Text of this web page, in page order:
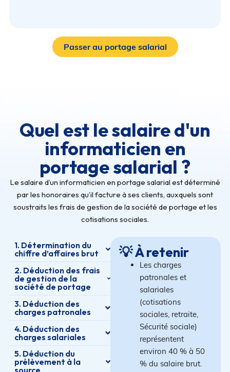
Passer au portage salarial
Quel est le salaire d'un
informaticien en
portage salarial ?
Le salaire d’un informaticien en portage salarial est déterminé
par les honoraires qu’il facture à ses clients, auxquels sont
soustraits les frais de gestion de la société de portage et les
cotisations sociales.
1. Détermination du
chiffre d’affaires brut
2. Déduction des frais
de gestion de la
société de portage
3. Déduction des
charges patronales
4. Déduction des
charges salariales
5. Déduction du
prélèvement à la
💡 À retenir
Les charges
patronales et
salariales
(cotisations
sociales, retraite,
Sécurité sociale)
représentent
environ 40 % à 50
% du salaire brut.